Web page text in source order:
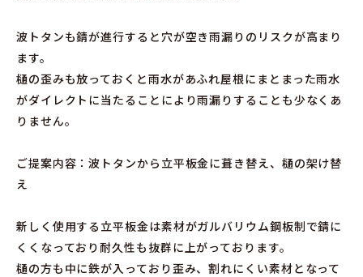
波トタンも錆が進行すると穴が空き雨漏りのリスクが高まり
ます。
樋の歪みも放っておくと雨水があふれ屋根にまとまった雨水
がダイレクトに当たることにより雨漏りすることも少なくあ
りません。
ご提案内容：波トタンから立平板金に葺き替え、樋の架け替
え
新しく使用する立平板金は素材がガルバリウム鋼板制で錆に
くくなっており耐久性も抜群に上がっております。
樋の方も中に鉄が入っており歪み、割れにくい素材となって